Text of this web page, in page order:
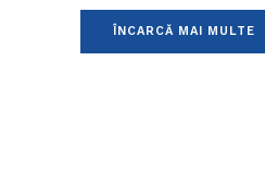
ÎNCARCĂ MAI MULTE